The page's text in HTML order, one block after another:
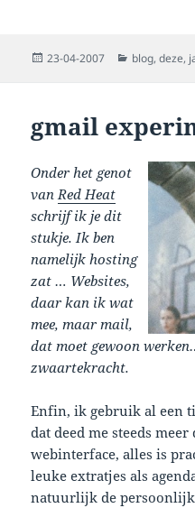
Posted
23-04-2007 Categories
blog,deze,
gmail
Onder het genot
vanRed Heat
schrijf ik je dit
stukje. Ik ben
namelijk hosting
zat … Websites,
daar kan ik wat
mee, maar mail,
dat moet gewoon
zwaartekracht.
Enfin, ik gebruik al een
dat deed me steeds
webinterface, alles is
leuke extratjes als
natuurlijk de